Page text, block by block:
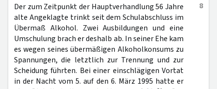
8
Der zum Zeitpunkt der Hauptverhandlung 56 Jahre
alte Angeklagte trinkt seit dem Schulabschluss im
Übermaß Alkohol. Zwei Ausbildungen und eine
Umschulung brach er deshalb ab. In seiner Ehe kam
es wegen seines übermäßigen Alkoholkonsums zu
Spannungen, die letztlich zur Trennung und zur
Scheidung führten. Bei einer einschlägigen Vortat
in der Nacht vom 5. auf den 6. März 1995 hatte er